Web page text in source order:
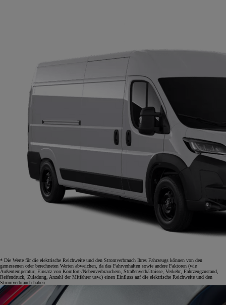
* Die Werte für die elektrische Reichweite und den Stromverbrauch Ihres Fahrzeugs können von den
gemessenen oder berechneten Werten abweichen, da das Fahrverhalten sowie andere Faktoren (wie
Außentemperatur, Einsatz von Komfort-/Nebenverbrauchern, Straßenverhältnisse, Verkehr, Fahrzeugzustand,
Reifendruck, Zuladung, Anzahl der Mitfahrer usw.) einen Einfluss auf die elektrische Reichweite und den
Stromverbrauch haben.